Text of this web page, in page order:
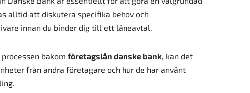
alltid att diskutera specifika behov och
innan du binder dig till ett låneavtal.
bakom företagslån danske bank, kan det
från andra företagare och hur de har använt